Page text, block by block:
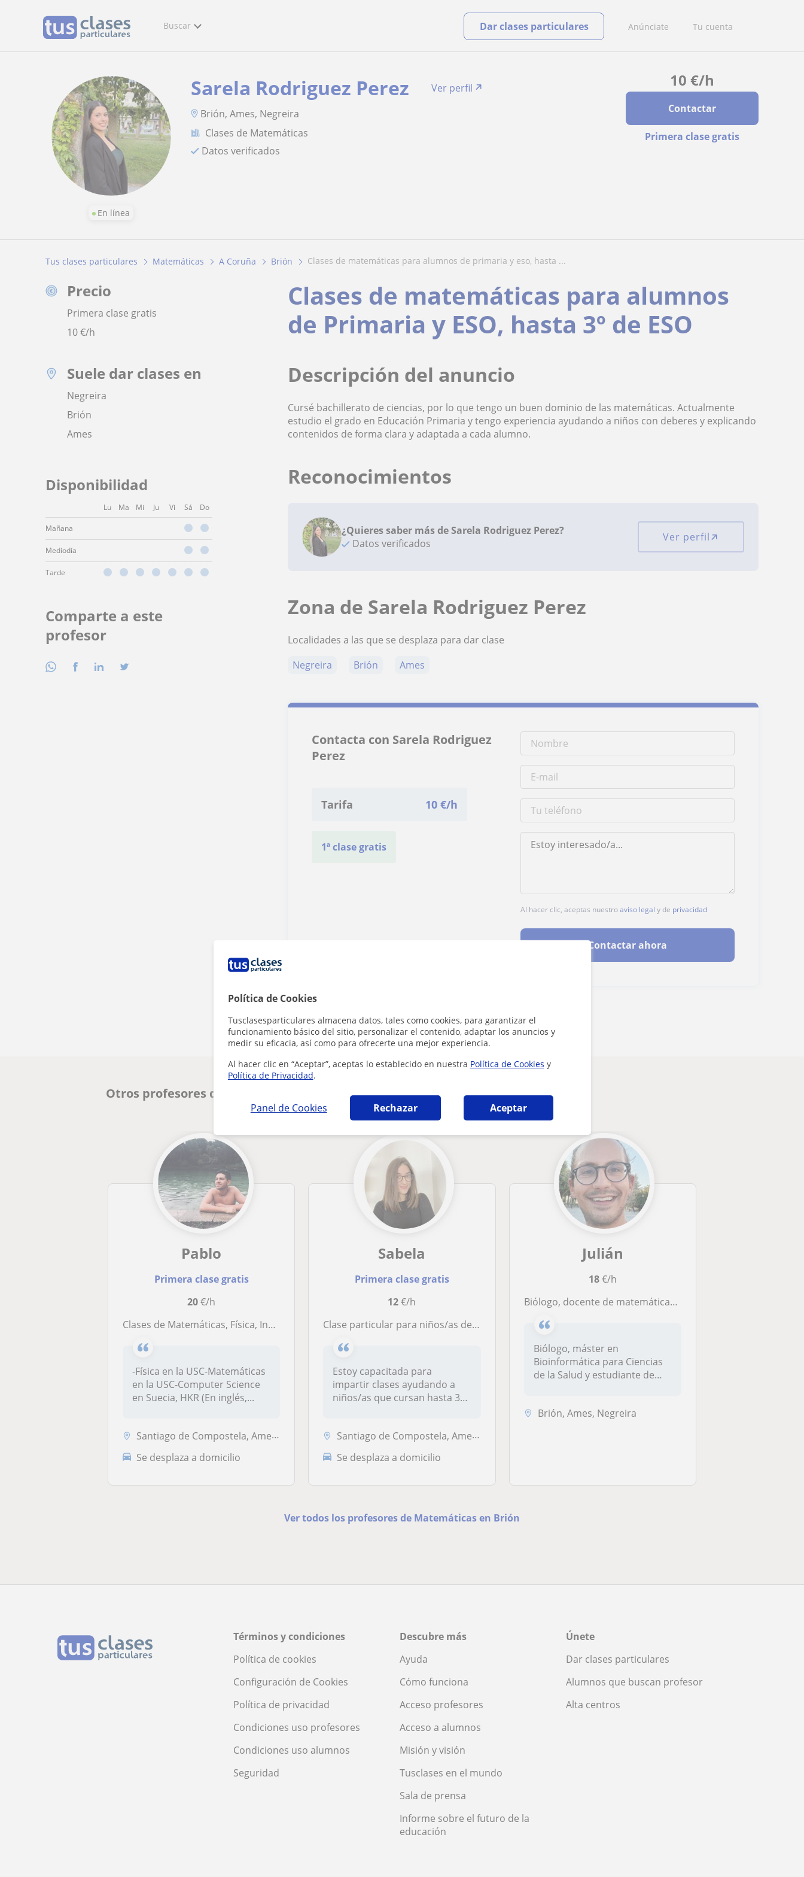
Política de Cookies
Tusclasesparticulares almacena datos, tales como cookies, para garantizar el
funcionamiento básico del sitio, personalizar el contenido, adaptar los anuncios y
medir su eficacia, así como para ofrecerte una mejor experiencia.
Al hacer clic en “Aceptar”, aceptas lo establecido en nuestra Política de Cookies y
Política de Privacidad.
Panel de Cookies Rechazar Aceptar
Buscar Anúnciate Tu cuenta
Dar clases particulares
En línea
10 €/h
Contactar
Primera clase gratis
Sarela Rodriguez Perez
Ver perfil
Brión, Ames, Negreira
Clases de Matemáticas
Datos verificados
Tus clases particulares Matemáticas A Coruña Brión clases de matemáticas para alumnos de primaria y eso, hasta ...
Precio
Primera clase gratis
10€/h
Suele dar clases en
Negreira
Brión
Ames
Disponibilidad
Lu Ma Mi Ju Vi Sá Do
Mañana
Mediodía
Tarde
Comparte a este
profesor
Clases de matemáticas para alumnos
de Primaria y ESO, hasta 3º de ESO
Descripción del anuncio
Cursé bachillerato de ciencias, por lo que tengo un buen dominio de las matemáticas. Actualmente
estudio el grado en Educación Primaria y tengo experiencia ayudando a niños con deberes y explicando
contenidos de forma clara y adaptada a cada alumno.
Reconocimientos
¿Quieres saber más de Sarela Rodriguez Perez?
Datos verificados
Ver perfil
Zona de Sarela Rodriguez Perez
Localidades a las que se desplaza para dar clase
Negreira
Brión Ames
Contacta con Sarela Rodriguez
Perez
Tarifa 10 €/h
1ª clase gratis
Al hacer clic, aceptas nuestroaviso legal y de privacidad
Contactar ahora
Otros profesores de Matemáticas en Brión que pueden interesarte
Pablo
Primera clase gratis
20€/h
Clases de Matemáticas, Física, Inglés y Programación
-Física en la USC-Matemáticas
en la USC-Computer Science
en Suecia, HKR (En inglés,...
Santiago de Compostela, Ames, Brión, Teo
Se desplaza a domicilio
Sabela
Primera clase gratis
12€/h
clase particular para niños/as de hasta 3 de primaria en santiago
Estoy capacitada para
impartir clases ayudando a
niños/as que cursan hasta 3
Santiago de Compostela, Ames, Brión, O Pino, Oroso, Teo
Se desplaza a domicilio
Julián
18€/h
Biólogo, docente de matemáticas, biología y física y química nivel ESO/BACH. Experiencia como docente, monitor y divulgador
Biólogo, máster en
Bioinformática para Ciencias
de la Salud y estudiante de
Brión, Ames, Negreira
Ver todos los profesores de Matemáticas en Brión
Términos y condiciones
Política de cookies
Configuración de Cookies
Política de privacidad
Condiciones uso profesores
Condiciones uso alumnos
Seguridad
Descubre más
Ayuda
Cómo funciona
Acceso profesores
Acceso a alumnos
Misión y visión
Tusclases en el mundo
Sala de prensa
Informe sobre el futuro de la
educación
Únete
Dar clases particulares
Alumnos que buscan profesor
Alta centros